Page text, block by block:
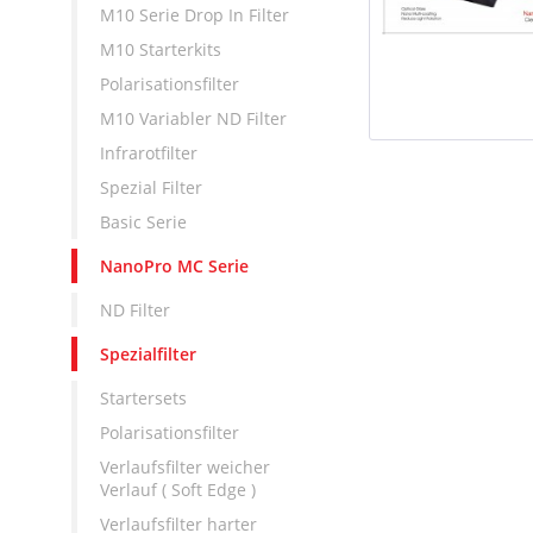
M10 Serie Drop In Filter
M10 Starterkits
Polarisationsfilter
M10 Variabler ND Filter
Infrarotfilter
Spezial Filter
Basic Serie
NanoPro MC Serie
ND Filter
Spezialfilter
Startersets
Polarisationsfilter
Verlaufsfilter weicher
Verlauf ( Soft Edge )
Verlaufsfilter harter